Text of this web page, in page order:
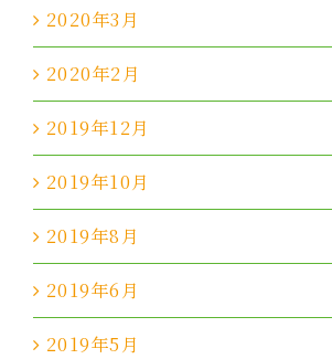
2020年3月
2020年2月
2019年12月
2019年10月
2019年8月
2019年6月
2019年5月